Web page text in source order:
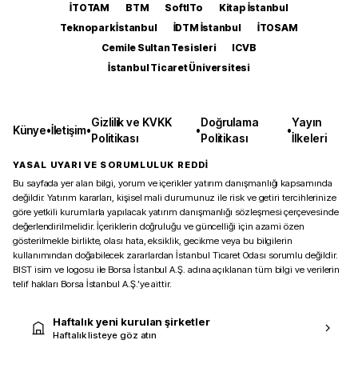
İTOTAM BTM SoftITo
Kitap İstanbul
Teknopark İstanbul
İDTM İstanbul
İTOSAM
Cemile Sultan Tesisleri
ICVB
İstanbul Ticaret Üniversitesi
Künye•İletişim•
Gizlilik ve KVKK
Politikası
•
Doğrulama
Politikası
•
Yayın
İlkeleri
YASAL UYARI VE SORUMLULUK REDDİ
Bu sayfada yer alan bilgi, yorum ve içerikler yatırım danışmanlığı kapsamında
değildir. Yatırım kararları, kişisel mali durumunuz ile risk ve getiri tercihlerinize
göre yetkili kurumlarla yapılacak yatırım danışmanlığı sözleşmesi çerçevesinde
değerlendirilmelidir. İçeriklerin doğruluğu ve güncelliği için azami özen
gösterilmekle birlikte, olası hata, eksiklik, gecikme veya bu bilgilerin
kullanımından doğabilecek zararlardan İstanbul Ticaret Odası sorumlu değildir.
BIST isim ve logosu ile Borsa İstanbul A.Ş. adına açıklanan tüm bilgi ve verilerin
telif hakları Borsa İstanbul A.Ş.’ye aittir.
Haftalık yeni kurulan şirketler
Haftalık listeye göz atın